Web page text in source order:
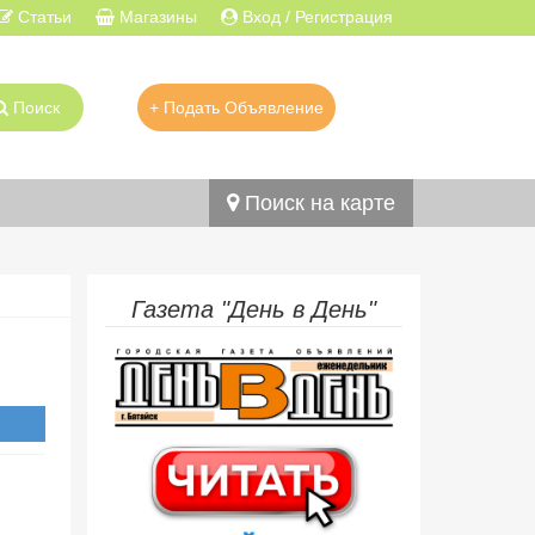
Вход / Регистрация
Магазины
Статьи
Поиск + Подать Объявление
Поиск на карте
Газета "День в День"